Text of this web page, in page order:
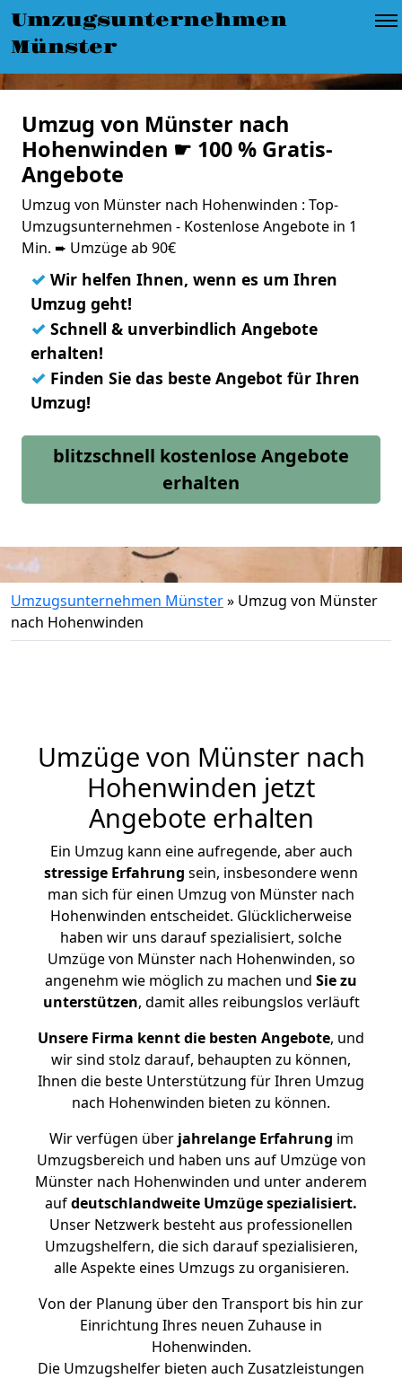
Umzugsunternehmen
Münster
Umzug von Münster nach
Hohenwinden ☛ 100 % Gratis-
Angebote
Umzug von Münster nach Hohenwinden : Top-
Umzugsunternehmen - Kostenlose Angebote in 1
Min. ➨ Umzüge ab 90€
✓ Wir helfen Ihnen, wenn es um Ihren
Umzug geht!
✓ Schnell & unverbindlich Angebote
erhalten!
✓ Finden Sie das beste Angebot für Ihren
Umzug!
blitzschnell kostenlose Angebote
erhalten
Umzugsunternehmen Münster» Umzug von Münster
nach Hohenwinden
Umzüge von Münster nach
Hohenwinden jetzt
Angebote erhalten
Ein Umzug kann eine aufregende, aber auch
stressige Erfahrung sein, insbesondere wenn
man sich für einen Umzug von Münster nach
Hohenwinden entscheidet. Glücklicherweise
haben wir uns darauf spezialisiert, solche
Umzüge von Münster nach Hohenwinden, so
angenehm wie möglich zu machen und Sie zu
unterstützen, damit alles reibungslos verläuft
Unsere Firma kennt die besten Angebote, und
wir sind stolz darauf, behaupten zu können,
Ihnen die beste Unterstützung für Ihren Umzug
nach Hohenwinden bieten zu können.
Wir verfügen überjahrelange Erfahrung im
Umzugsbereich und haben uns auf Umzüge von
Münster nach Hohenwinden und unter anderem
aufdeutschlandweite Umzüge spezialisiert.
Unser Netzwerk besteht aus professionellen
Umzugshelfern, die sich darauf spezialisieren,
alle Aspekte eines Umzugs zu organisieren.
Von der Planung über den Transport bis hin zur
Einrichtung Ihres neuen Zuhause in
Hohenwinden.
Die Umzugshelfer bieten auch Zusatzleistungen